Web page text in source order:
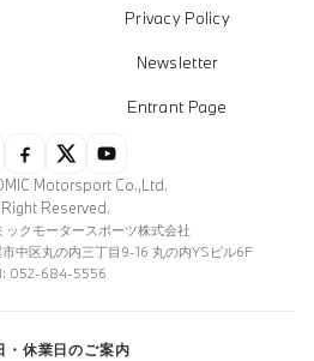
Privacy Policy
Newsletter
Entrant Page
Motorsport Co.,Ltd.
Reserved.
ックモータースポーツ株式会社
中区丸の内三丁目9-16 丸の内YSビル6F
052-684-5556
・休業日のご案内